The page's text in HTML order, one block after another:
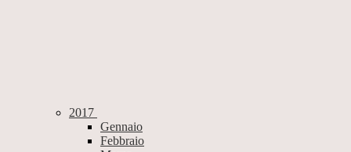
2017
Gennaio
Febbraio